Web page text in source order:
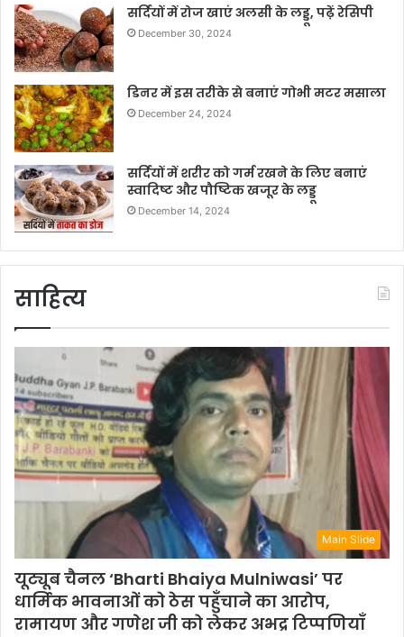
सर्दियों में रोज खाएं अलसी के लड्डू, पढ़ें रेसिपी
December 30, 2024
डिनर में इस तरीके से बनाएं गोभी मटर मसाला
December 24, 2024
सर्दियों में शरीर को गर्म रखने के लिए बनाएं
स्वादिष्ट और पौष्टिक खजूर के लड्डू
December 14, 2024
साहित्य
Main Slide
यूट्यूब चैनल ‘Bharti Bhaiya Mulniwasi’ पर
धार्मिक भावनाओं को ठेस पहुँचाने का आरोप,
रामायण और गणेश जी को लेकर अभद्र टिप्पणियाँ